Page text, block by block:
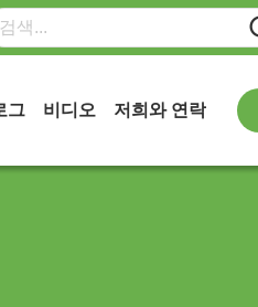
그 비디오 저희와 연락